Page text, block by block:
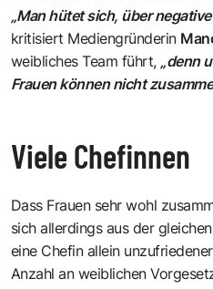
„Man hütet sich, über
kritisiert Mediengründerin
weibliches Team führt, „denn
Frauen können nicht
Viele Chefinnen
Dass Frauen sehr wohl
sich allerdings aus der
eine Chefin allein
Anzahl an weiblichen